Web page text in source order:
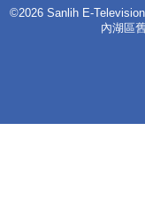
©2026 Sanlih E-
內湖區